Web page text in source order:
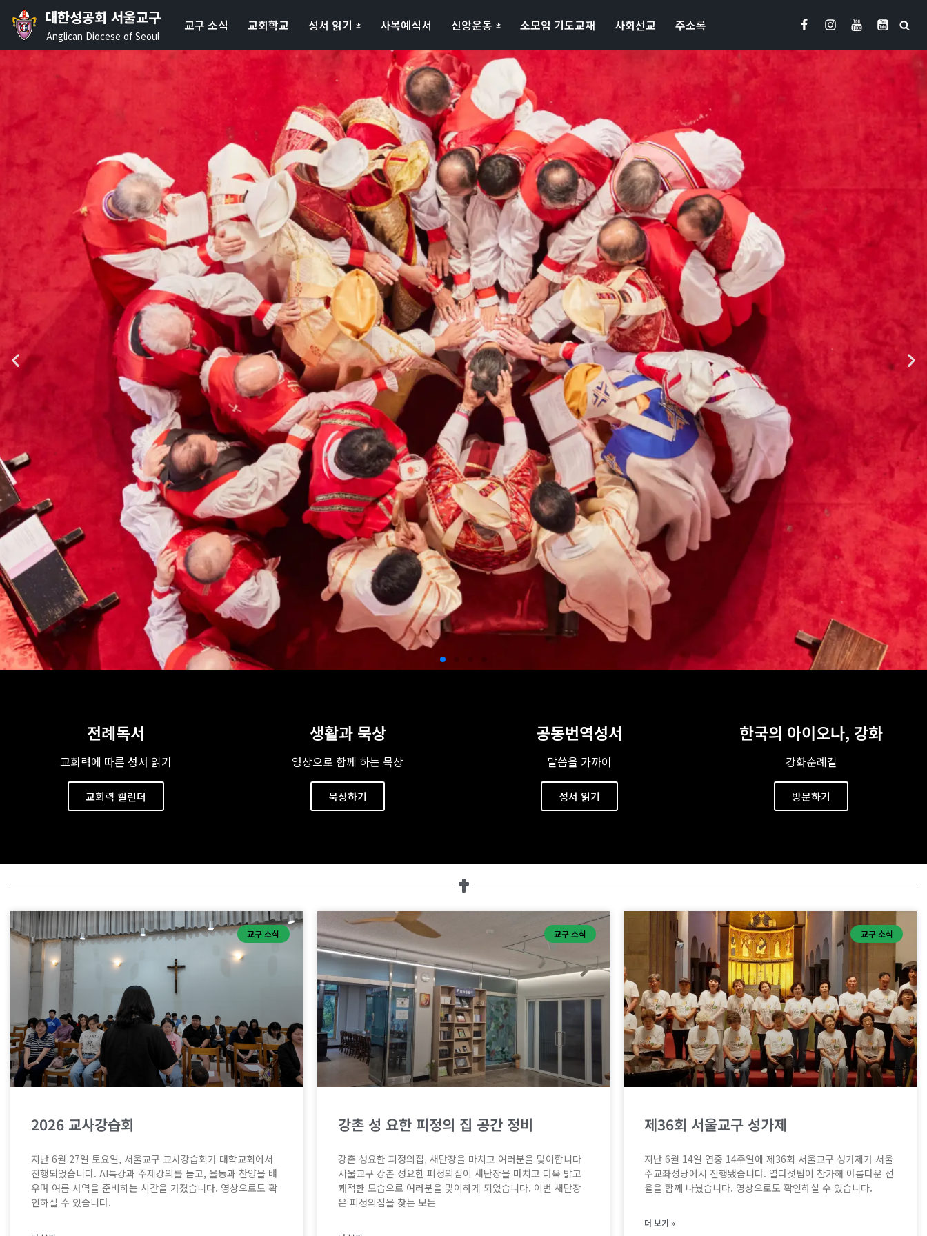
콘
너
기
대한성공회 서울교구
Anglican Diocese of Seoul
교구 소식 교회학교 성서 읽기 사목예식서 신앙운동 소모임 기도교재 사회선교 주소록
기도로 세워진 교회
전례로 이어지는 신앙
성찬으로
하나되는 공동체
당신을 기다립니다
기도로 세워진 교회
전례로 이어지는 신앙
성찬으로
하나되는 공동체
당신을 기다립니다
기도로 세워진 교회
전례로 이어지는 신앙
성찬으로
하나되는 공동체
당신을 기다립니다
전례독서
교회력에 따른 성서 읽기
교회력 캘린더
생활과 묵상
영상으로 함께 하는 묵상
묵상하기
공동번역성서
말씀을 가까이
성서 읽기
한국의 아이오나, 강화
강화순례길
방문하기
교구 소식
2026 교사강습회
지난 6월 27일 토요일, 서울교구 교사강습회가 대학교회에서
진행되었습니다. AI특강과 주제강의를 듣고, 율동과 찬양을 배
우며 여름 사역을 준비하는 시간을 가졌습니다. 영상으로도 확
인하실 수 있습니다.
교구 소식
강촌 성 요한 피정의 집 공간 정비
강촌 성요한 피정의집, 새단장을 마치고 여러분을 맞이합니다
서울교구 강촌 성요한 피정의집이 새단장을 마치고 더욱 밝고
쾌적한 모습으로 여러분을 맞이하게 되었습니다. 이번 새단장
은 피정의집을 찾는 모든
교구 소식
제36회 서울교구 성가제
지난 6월 14일 연중 14주일에 제36회 서울교구 성가제가 서울
주교좌성당에서 진행됐습니다. 열다섯팀이 참가해 아름다운 선
율을 함께 나눴습니다. 영상으로도 확인하실 수 있습니다.
더 보기 »